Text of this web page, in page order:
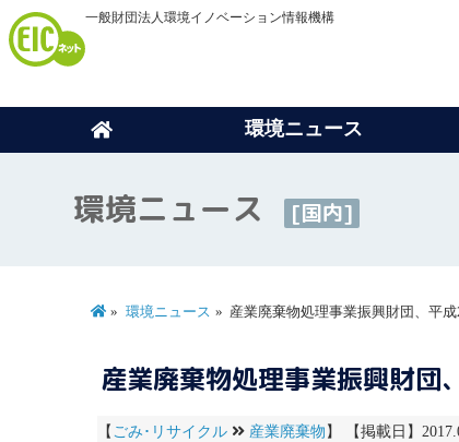
一般財団法人環境イノベーション情報機構
環境ニュース
環境ニュース [国内]
環境ニュース 産業廃棄物処理事業振興財団、平
産業廃棄物処理事業振興財団
【 ごみ･リサイクル 産業廃棄物 】 【掲載日】